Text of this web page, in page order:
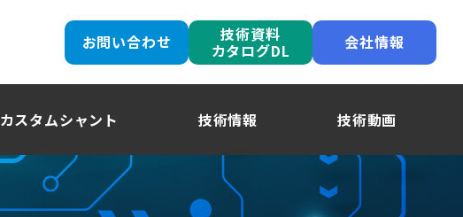
お問い合わせ 技術資料
カタログDL 会社情報
カスタムシャント 技術情報 技術動画